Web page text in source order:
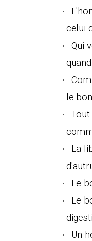
celui
Qui
le
La
Le
Le
Un